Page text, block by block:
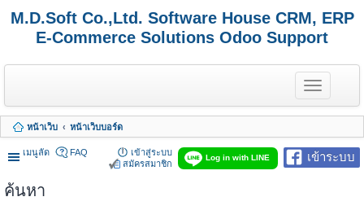
M.D.Soft Co.,Ltd. Software House CRM, ERP
E-Commerce Solutions Odoo Support
T
o
g
l
e
n
a
หน้าเว็บ หน้าเว็บบอร์ด
เมนูลัด เข้าระบบ
Log in with LINE
FAQ
เข้าสู่ระบบ
สมัครสมาชิก
ค้นหา